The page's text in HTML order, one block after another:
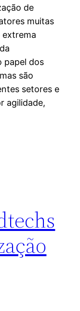
de
muitas
extrema
papel dos
são
setores e
agilidade,